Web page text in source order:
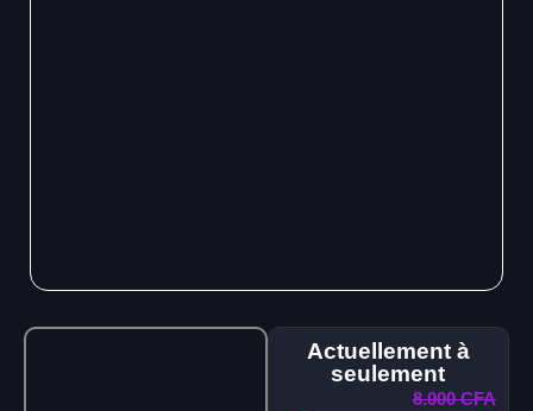
Actuellement à
seulement
8.000CFA